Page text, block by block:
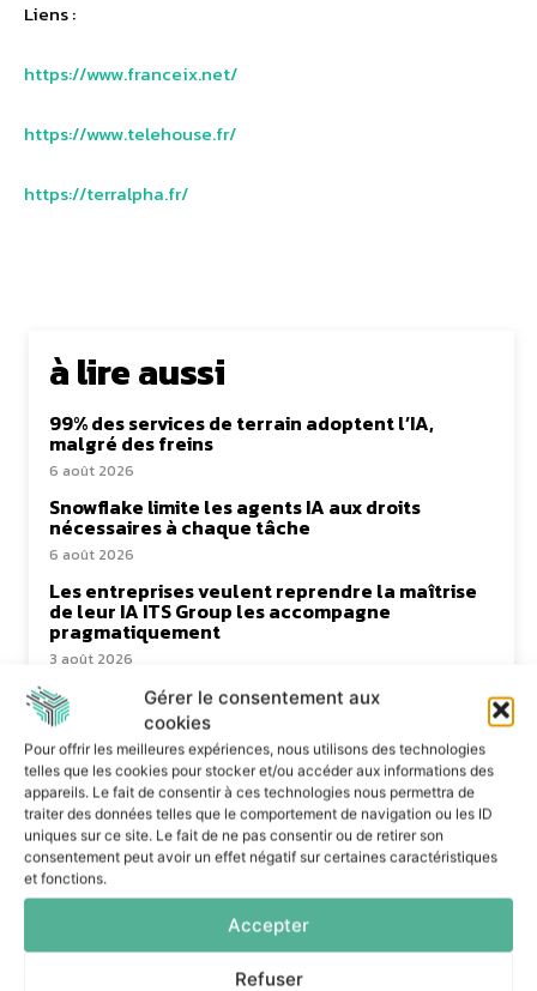
Gérer le consentement aux
cookies
Pour offrir les meilleures expériences, nous utilisons des technologies
telles que les cookies pour stocker et/ou accéder aux informations des
appareils. Le fait de consentir à ces technologies nous permettra de
traiter des données telles que le comportement de navigation ou les ID
uniques sur ce site. Le fait de ne pas consentir ou de retirer son
consentement peut avoir un effet négatif sur certaines caractéristiques
et fonctions.
Accepter
Refuser
Liens :
https://www.franceix.net/
https://www.telehouse.fr/
https://terralpha.fr/
à lire aussi
99% des services de terrain adoptent l’IA,
malgré des freins
6 août 2026
Snowflake limite les agents IA aux droits
nécessaires à chaque tâche
6 août 2026
Les entreprises veulent reprendre la maîtrise
de leur IA ITS Group les accompagne
pragmatiquement
3 août 2026
Le Mode IA de Google, ou le Shadow AI qui n’a
plus besoin de l’ombre
31 juillet 2026
Dans la même catégorie